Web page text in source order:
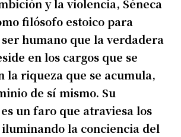
y la violencia, Séneca
filósofo estoico para
humano que la verdadera
en los cargos que se
la riqueza que se acumula,
de sí mismo. Su
un faro que atraviesa los
iluminando la conciencia del